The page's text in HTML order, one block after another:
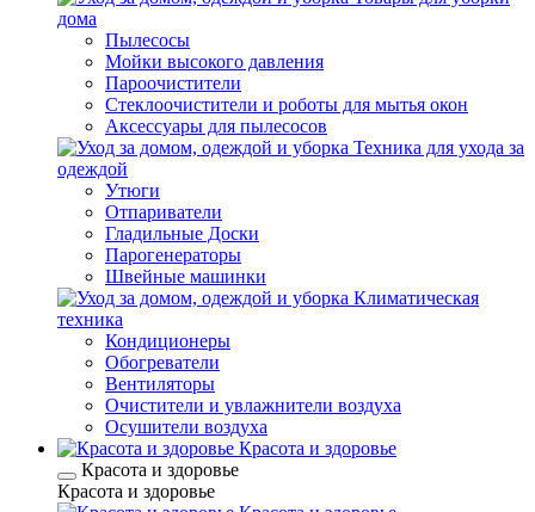
дома
Пылесосы
Мойки высокого давления
Пароочистители
Стеклоочистители и роботы для мытья окон
Аксессуары для пылесосов
Техника для ухода за
одеждой
Утюги
Отпариватели
Гладильные Доски
Парогенераторы
Швейные машинки
Климатическая
техника
Кондиционеры
Обогреватели
Вентиляторы
Очистители и увлажнители воздуха
Осушители воздуха
Красота и здоровье
Красота и здоровье
Красота и здоровье